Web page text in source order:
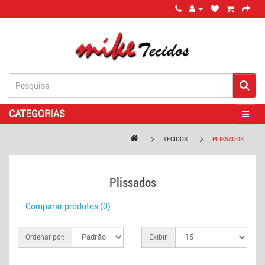
CATEGORIAS
TECIDOS PLISSADOS
Plissados
Comparar produtos (0)
Ordenar por: Exibir: